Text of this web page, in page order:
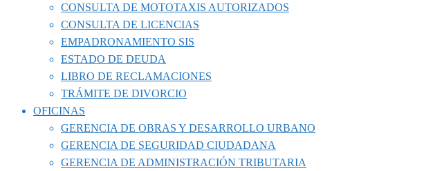
CONSULTA DE MOTOTAXIS AUTORIZADOS
CONSULTA DE LICENCIAS
EMPADRONAMIENTO SIS
ESTADO DE DEUDA
LIBRO DE RECLAMACIONES
TRÁMITE DE DIVORCIO
OFICINAS
GERENCIA DE OBRAS Y DESARROLLO URBANO
GERENCIA DE SEGURIDAD CIUDADANA
GERENCIA DE ADMINISTRACIÓN TRIBUTARIA